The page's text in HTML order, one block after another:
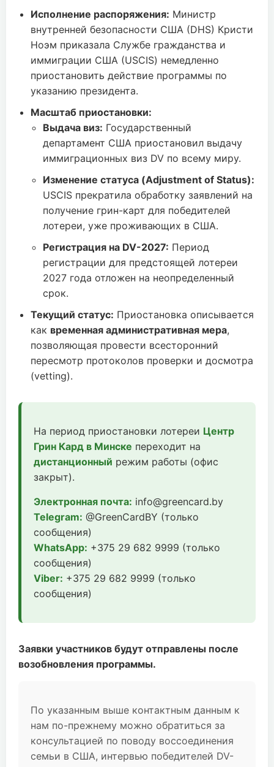
Исполнение распоряжения: Министр
внутренней безопасности США (DHS) Кристи
Ноэм приказала Службе гражданства и
иммиграции США (USCIS) немедленно
приостановить действие программы по
указанию президента.
Масштаб приостановки:
Выдача виз: Государственный
департамент США приостановил выдачу
иммиграционных виз DV по всему миру.
Изменение статуса (Adjustment of Status):
USCIS прекратила обработку заявлений на
получение грин-карт для победителей
лотереи, уже проживающих в США.
Регистрация на DV-2027: Период
регистрации для предстоящей лотереи
2027 года отложен на неопределенный
срок.
Текущий статус: Приостановка описывается
как временная административная мера,
позволяющая провести всесторонний
пересмотр протоколов проверки и досмотра
(vetting).
На период приостановки лотереи Центр
Грин Кард в Минске переходит на
дистанционный режим работы (офис
закрыт).
Электронная почта: info@greencard.by
Telegram: @GreenCardBY (только
сообщения)
WhatsApp: +375 29 682 9999 (только
сообщения)
Viber: +375 29 682 9999 (только
сообщения)
Заявки участников будут отправлены после
возобновления программы.
По указанным выше контактным данным к
нам по-прежнему можно обратиться за
консультацией по поводу воссоединения
семьи в США, интервью победителей DV-